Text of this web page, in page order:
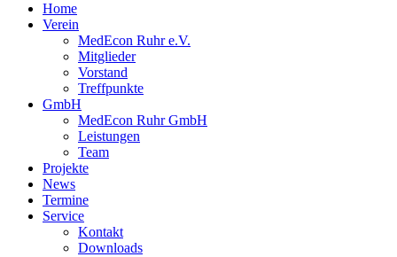
Home
Verein
MedEcon Ruhr e.V.
Mitglieder
Vorstand
Treffpunkte
GmbH
MedEcon Ruhr GmbH
Leistungen
Team
Projekte
News
Termine
Service
Kontakt
Downloads